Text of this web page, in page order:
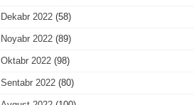
Dekabr 2022(58)
Noyabr 2022(89)
Oktabr 2022(98)
Sentabr 2022(80)